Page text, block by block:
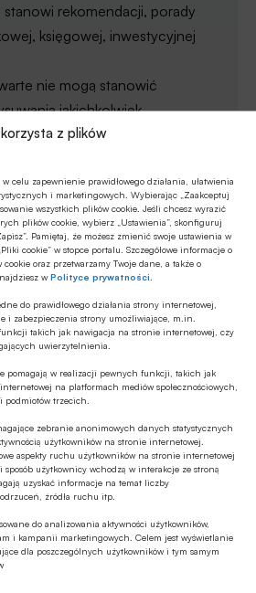
z plików
celu zapewnienie prawidłowego działania, ułatwienia
i marketingowych. Wybierając „Zaakceptuj
wszystkich plików cookie. Jeśli chcesz wyrazić
plików cookie, wybierz „Ustawienia”, skonfiguruj
Pamiętaj, że możesz zmienić swoje ustawienia w
cookie” w stopce portalu. Szczegółowe informacje o
oraz przetwarzamy Twoje dane, a także o
wPolityce prywatności
do prawidłowego działania strony internetowej,
i zabezpieczenia strony umożliwiające, m.in.
takich jak nawigacja na stronie internetowej, czy
uwierzytelnienia.
pomagają w realizacji pewnych funkcji, takich jak
na platformach mediów społecznościowych,
trzecich.
zebranie anonimowych danych statystycznych
użytkowników na stronie internetowej.
aspekty ruchu użytkowników na stronie internetowej
sposób użytkownicy wchodzą w interakcje ze stroną
uzyskać informacje na temat liczby
źródła ruchu itp.
do analizowania aktywności użytkowników,
i kampanii marketingowych. Celem jest wyświetlanie
dla poszczególnych użytkowników i tym samym
stanowi rekomendacji, porady
księgowej, inwestycyjnej
nie mogą stanowić
jakichkolwiek
Centrum Procesów
Sp. z o.o. (CPBiI),
Polskich (ZBP), banków, ani
które są wskazane w
w jej
których przedstawiciele
w jej treści.
ani inne wskazane instytucje
odpowiedzialności za
podjęte na podstawie
lub w oparciu o jego
reformy wskaźników
tym wskaźników POLSTR i
ogólny i mogą nie
indywidualnej sytuacji
aktualne
się m.in. na stronach
Benchmark S.A. oraz